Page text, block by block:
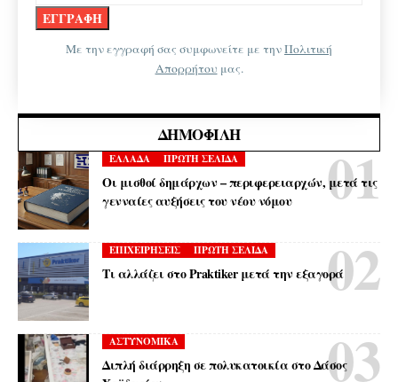
Με την εγγραφή σας συμφωνείτε με τηνΠολιτική
Απορρήτου μας.
ΔΗΜΟΦΙΛΉ
ΕΛΛΑΔΑ ΠΡΩΤΗ ΣΕΛΙΔΑ
Οι μισθοί δημάρχων – περιφερειαρχών, μετά τις
γενναίες αυξήσεις του νέου νόμου
ΕΠΙΧΕΙΡΗΣΕΙΣ ΠΡΩΤΗ ΣΕΛΙΔΑ
Τι αλλάζει στο Praktiker μετά την εξαγορά
ΑΣΤΥΝΟΜΙΚΑ
Διπλή διάρρηξη σε πολυκατοικία στο Δάσος